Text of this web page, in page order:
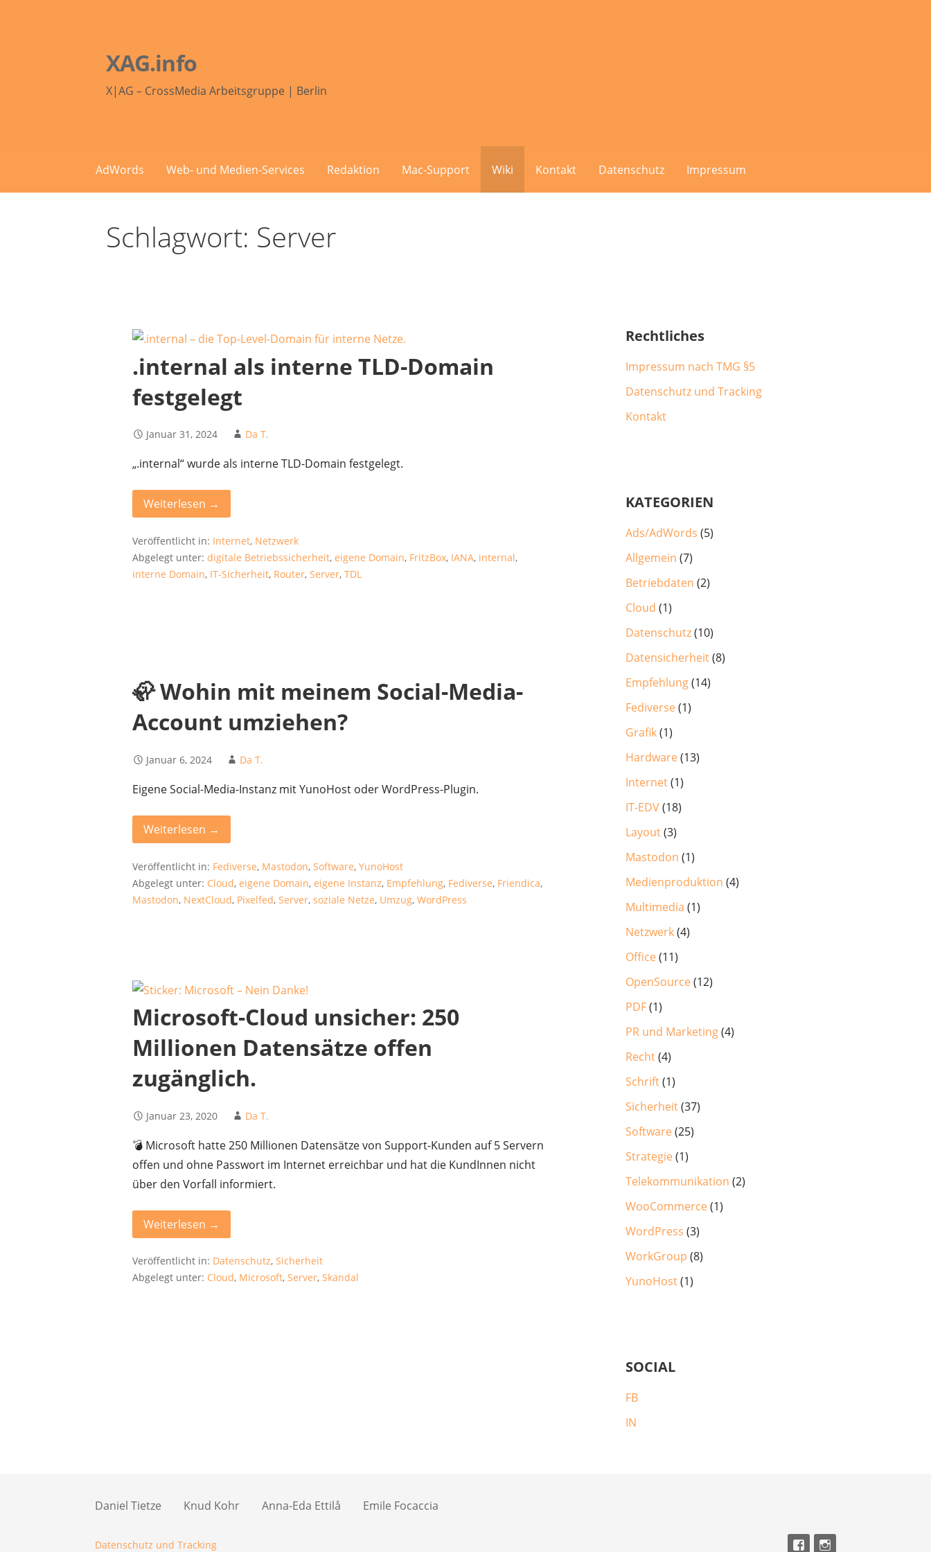
XAG.info
X|AG – CrossMedia Arbeitsgruppe | Berlin
AdWords Web- und Medien-Services Redaktion Mac-Support Wiki Kontakt Datenschutz Impressum
Schlagwort: Server
.internal als interne TLD-Domain
festgelegt
Januar 31, 2024 Da T.
„.internal“ wurde als interne TLD-Domain festgelegt.
Weiterlesen →
Veröffentlicht in: Internet, Netzwerk
Abgelegt unter:digitale Betriebssicherheit,eigene Domain, FritzBox, IANA, internal,
interne Domain, IT-Sicherheit, Router,Server,TDL
🦣 Wohin mit meinem Social-Media-
Account umziehen?
Januar 6, 2024 Da T.
Eigene Social-Media-Instanz mit YunoHost oder WordPress-Plugin.
Weiterlesen →
Veröffentlicht in: Fediverse, Mastodon,Software,YunoHost
Abgelegt unter: Cloud,eigene Domain,eigene Instanz, Empfehlung, Fediverse, Friendica,
Mastodon, NextCloud, Pixelfed,Server,soziale Netze, Umzug,WordPress
Microsoft-Cloud unsicher: 250
Millionen Datensätze offen
zugänglich.
Januar 23, 2020 Da T.
💣 Microsoft hatte 250 Millionen Datensätze von Support-Kunden auf 5 Servern
offen und ohne Passwort im Internet erreichbar und hat die KundInnen nicht
über den Vorfall informiert.
Weiterlesen →
Veröffentlicht in: Datenschutz,Sicherheit
Abgelegt unter: Cloud, Microsoft,Server,Skandal
Rechtliches
Impressum nach TMG §5
Datenschutz und Tracking
Kontakt
KATEGORIEN
Ads/AdWords (5)
Allgemein (7)
Betriebdaten (2)
Cloud (1)
Datenschutz(10)
Datensicherheit(8)
Empfehlung(14)
Fediverse(1)
Grafik(1)
Hardware(13)
Internet(1)
IT-EDV(18)
Layout(3)
Mastodon (1)
Medienproduktion (4)
Multimedia (1)
Netzwerk(4)
Office(11)
OpenSource(12)
PDF(1)
PR und Marketing(4)
Recht(4)
Schrift(1)
Sicherheit(37)
Software(25)
Strategie(1)
Telekommunikation (2)
WooCommerce(1)
WordPress (3)
WorkGroup (8)
YunoHost(1)
SOCIAL
FB
IN
Daniel Tietze Knud Kohr Anna-Eda Ettilå Emile Focaccia
Datenschutz und Tracking